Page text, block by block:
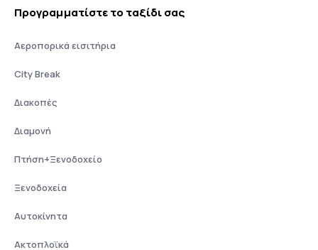
Προγραμματίστε το ταξίδι σας
Αεροπορικά εισιτήρια
City Break
Διακοπές
Διαμονή
Πτήση+Ξενοδοχείο
Ξενοδοχεία
Αυτοκίνητα
Ακτοπλοϊκά